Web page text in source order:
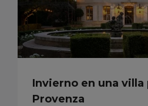
Invierno en una villa
Provenza